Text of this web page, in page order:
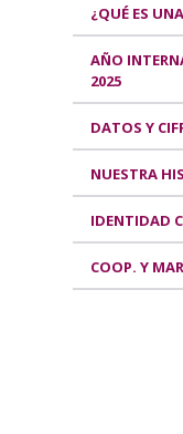
¿QUÉ ES
AÑO
2025
DATOS Y
NUESTRA
IDENTIDAD
COOP. Y